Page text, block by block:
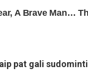
pat gali sudominti